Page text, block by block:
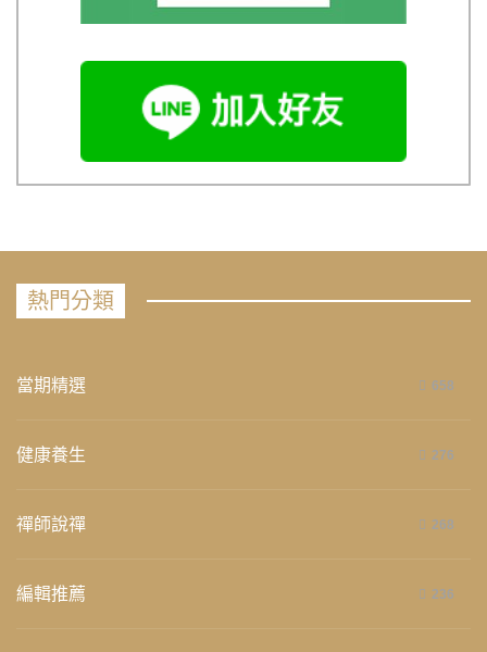
熱門分類
當期精選 658
健康養生 276
禪師說禪 268
編輯推薦 236